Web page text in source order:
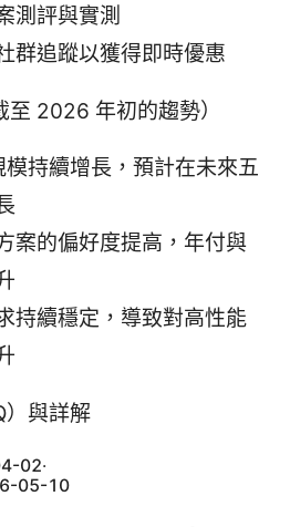
測評與實測
群追蹤以獲得即時優惠
2026 年初的趨勢）
持續增長，預計在未來五
案的偏好度提高，年付與
持續穩定，導致對高性能
）與詳解
02·
05-10